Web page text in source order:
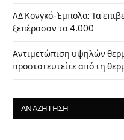
ΛΔ Κονγκό-Έμπολα: Τα
ξεπέρασαν τα 4.000
Αντιμετώπιση υψηλών
προστατευτείτε από τη
ΑΝΑΖΗΤΗΣΗ